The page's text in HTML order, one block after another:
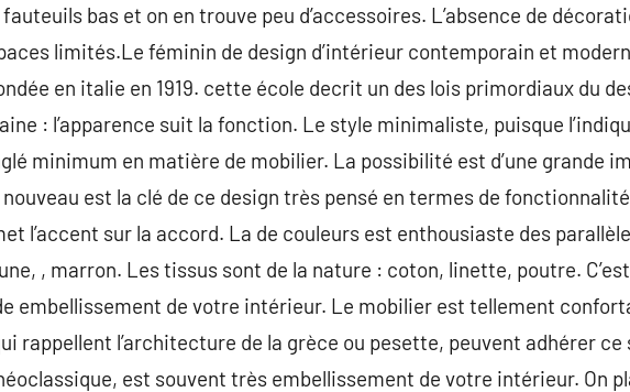
bas et on en trouve peu d’accessoires. L’absence de
limités.Le féminin de design d’intérieur contemporain et
en italie en 1919. cette école decrit un des lois primordiaux du
: l’apparence suit la fonction. Le style minimaliste, puisque
minimum en matière de mobilier. La possibilité est d’une grande
est la clé de ce design très pensé en termes de
l’accent sur la accord. La de couleurs est enthousiaste des
, marron. Les tissus sont de la nature : coton, linette, poutre.
embellissement de votre intérieur. Le mobilier est tellement
rappellent l’architecture de la grèce ou pesette, peuvent adhérer ce
est souvent très embellissement de votre intérieur. On